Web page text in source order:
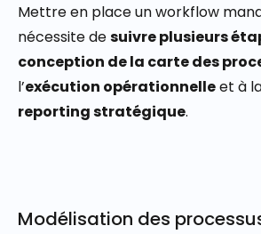
Mettre en place un workflow
nécessite desuivre plusieurs
conception de la carte des
l’exécution opérationnelleet à
reporting stratégique.
Modélisation des